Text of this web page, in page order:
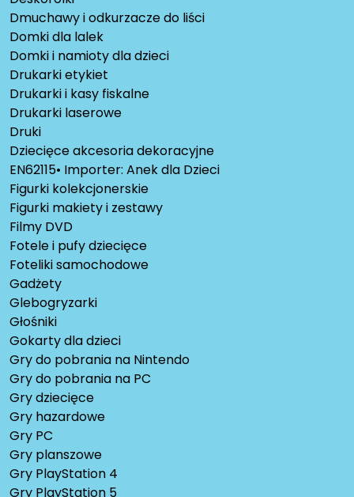
Dmuchawy i odkurzacze do liści
Domki dla lalek
Domki i namioty dla dzieci
Drukarki etykiet
Drukarki i kasy fiskalne
Drukarki laserowe
Druki
Dziecięce akcesoria dekoracyjne
EN62115• Importer: Anek dla Dzieci
Figurki kolekcjonerskie
Figurki makiety i zestawy
Filmy DVD
Fotele i pufy dziecięce
Foteliki samochodowe
Gadżety
Glebogryzarki
Głośniki
Gokarty dla dzieci
Gry do pobrania na Nintendo
Gry do pobrania na PC
Gry dziecięce
Gry hazardowe
Gry PC
Gry planszowe
Gry PlayStation 4
Gry PlayStation 5